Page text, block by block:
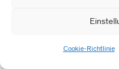
Cookie-Richtlinie
Mai 2025